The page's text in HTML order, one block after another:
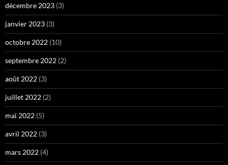
décembre 2023 (3)
janvier 2023 (3)
octobre 2022 (10)
septembre 2022 (2)
août 2022 (3)
juillet 2022 (2)
mai 2022 (5)
avril 2022 (3)
mars 2022 (4)